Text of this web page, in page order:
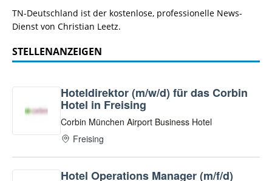
TN-Deutschland ist der kostenlose, professionelle News-
Dienst von Christian Leetz.
STELLENANZEIGEN